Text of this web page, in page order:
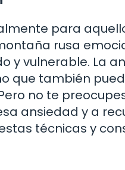
para
rusa
y vulnerable. La
que también
no te
ansiedad y a
técnicas y